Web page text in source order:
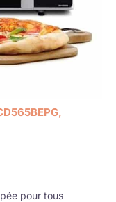
pour tous